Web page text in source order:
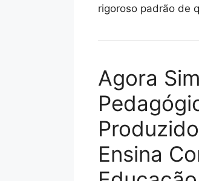
rigoroso padrão de
Agora
Ensina